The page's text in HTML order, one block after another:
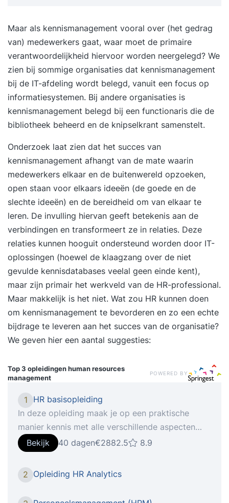
Maar als kennismanagement vooral over (het gedrag
van) medewerkers gaat, waar moet de primaire
verantwoordelijkheid hiervoor worden neergelegd? We
zien bij sommige organisaties dat kennismanagement
bij de IT-afdeling wordt belegd, vanuit een focus op
informatiesystemen. Bij andere organisaties is
kennismanagement belegd bij een functionaris die de
bibliotheek beheerd en de knipselkrant samenstelt.
Onderzoek laat zien dat het succes van
kennismanagement afhangt van de mate waarin
medewerkers elkaar en de buitenwereld opzoeken,
open staan voor elkaars ideeën (de goede en de
slechte ideeën) en de bereidheid om van elkaar te
leren. De invulling hiervan geeft betekenis aan de
verbindingen en transformeert ze in relaties. Deze
relaties kunnen hooguit ondersteund worden door IT-
oplossingen (hoewel de klaagzang over de niet
gevulde kennisdatabases veelal geen einde kent),
maar zijn primair het werkveld van de HR-professional.
Maar makkelijk is het niet. Wat zou HR kunnen doen
om kennismanagement te bevorderen en zo een echte
bijdrage te leveren aan het succes van de organisatie?
We geven hier een aantal suggesties:
Top 3 opleidingenhuman resources
management
POWERED BY
1
HR basisopleiding
In deze opleiding maak je op een praktische
manier kennis met alle verschillende aspecten
van personeel en organisatie, waardoor je je
verder ontwikkelt in je carrière. Het succes van
er werken. Daar speelt de afdeling HRM,
Bekijk 40 dagen€2882.5 8.9
2 Opleiding HR Analytics